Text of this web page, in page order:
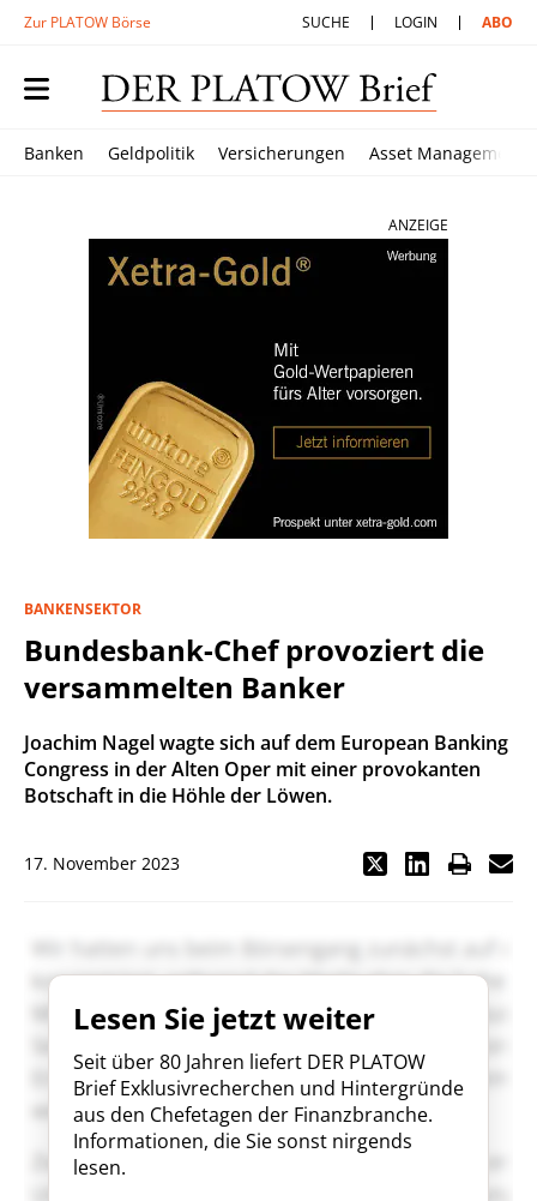
Zur PLATOW Börse SUCHE LOGIN ABO
Banken Geldpolitik Versicherungen Asset Management
ANZEIGE
BANKENSEKTOR
Bundesbank-Chef provoziert die
versammelten Banker
Joachim Nagel wagte sich auf dem European Banking
Congress in der Alten Oper mit einer provokanten
Botschaft in die Höhle der Löwen.
17. November 2023
Lesen Sie jetzt weiter
Seit über 80 Jahren liefert DER PLATOW
Brief Exklusivrecherchen und Hintergründe
aus den Chefetagen der Finanzbranche.
Informationen, die Sie sonst nirgends
lesen.